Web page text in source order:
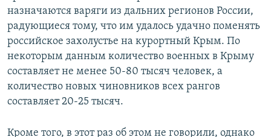
назначаются варяги из дальних регионов России,
радующиеся тому, что им удалось удачно поменять
российское захолустье на курортный Крым. По
некоторым данным количество военных в Крыму
составляет не менее 50-80 тысяч человек, а
количество новых чиновников всех рангов
составляет 20-25 тысяч.
Кроме того, в этот раз об этом не говорили, однако